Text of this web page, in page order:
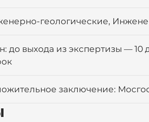
геологические,
до выхода из экспертизы — 10
заключение: